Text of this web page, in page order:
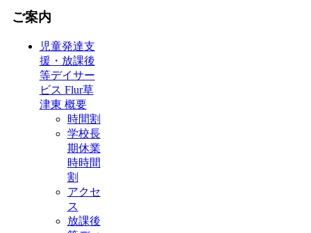
ご案内
児童発達支
援・放課後
等デイサー
ビス Flur草
津東 概要
時間割
学校長
期休業
時時間
割
アクセ
ス
放課後